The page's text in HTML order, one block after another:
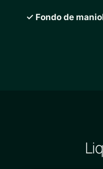
✓ Fondo de